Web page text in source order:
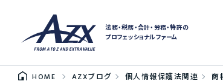
法務・税務・会計・労務・特許の
プロフェッショナルファーム
HOME AZXブログ 個人情報保護法関連 商